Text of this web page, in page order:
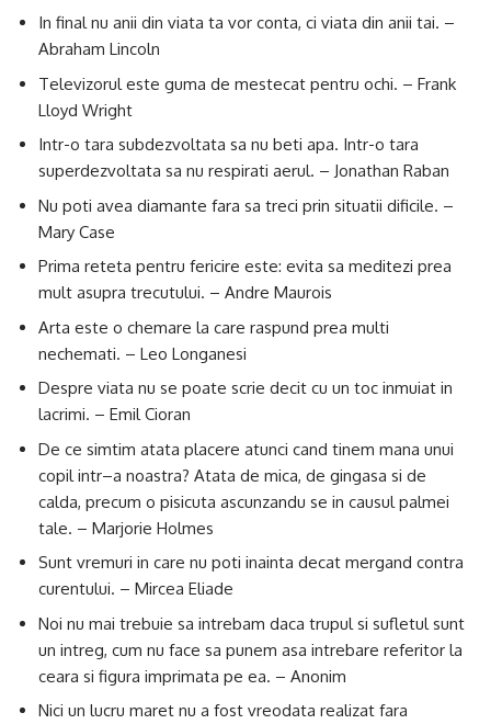
In final nu anii din viata ta vor conta, ci viata din anii tai. –
Abraham Lincoln
Televizorul este guma de mestecat pentru ochi. – Frank
Lloyd Wright
Intr-o tara subdezvoltata sa nu beti apa. Intr-o tara
superdezvoltata sa nu respirati aerul. – Jonathan Raban
Nu poti avea diamante fara sa treci prin situatii dificile. –
Mary Case
Prima reteta pentru fericire este: evita sa meditezi prea
mult asupra trecutului. – Andre Maurois
Arta este o chemare la care raspund prea multi
nechemati. – Leo Longanesi
Despre viata nu se poate scrie decit cu un toc inmuiat in
lacrimi. – Emil Cioran
De ce simtim atata placere atunci cand tinem mana unui
copil intr–a noastra? Atata de mica, de gingasa si de
calda, precum o pisicuta ascunzandu se in causul palmei
tale. – Marjorie Holmes
Sunt vremuri in care nu poti inainta decat mergand contra
curentului. – Mircea Eliade
Noi nu mai trebuie sa intrebam daca trupul si sufletul sunt
un intreg, cum nu face sa punem asa intrebare referitor la
ceara si figura imprimata pe ea. – Anonim
Nici un lucru maret nu a fost vreodata realizat fara